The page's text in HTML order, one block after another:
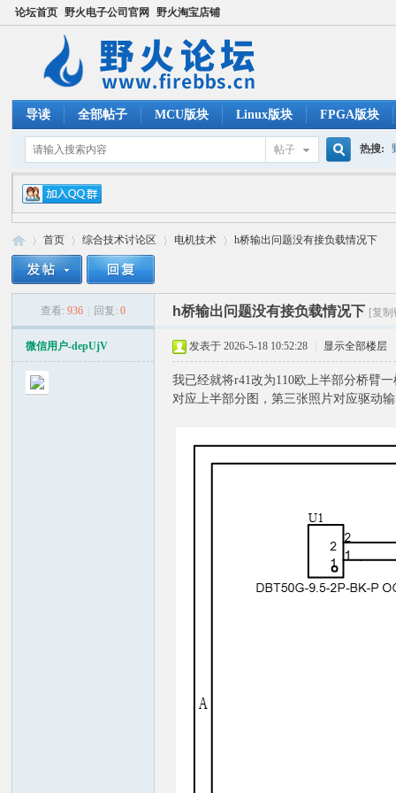
论坛首页 野火电子公司官网 野火淘宝店铺
导读 全部帖子 MCU版块 Linux版块 FPGA版块
帖子
搜
热搜:
首页
›
综合技术讨论区 电机技术
›
h桥输出问题没有接负载情况下
查看: 936 回复: 0 h桥输出问题没有接负载情况下 [复
微信用户-depUjV 发表于 2026-5-18 10:52:28 显示全部楼层
我已经就将r41改为110欧上半部分桥臂
对应上半部分图，第三张照片对应驱动